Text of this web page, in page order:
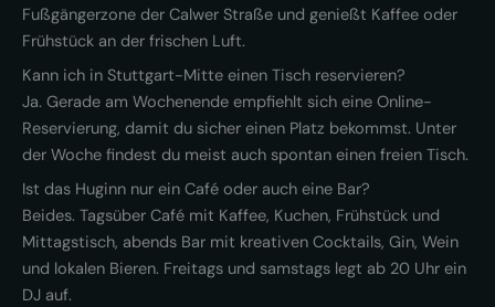
Fußgängerzone der Calwer Straße und genießt Kaffee oder
Frühstück an der frischen Luft.
Kann ich in Stuttgart-Mitte einen Tisch reservieren?
Ja. Gerade am Wochenende empfiehlt sich eine Online-
Reservierung, damit du sicher einen Platz bekommst. Unter
der Woche findest du meist auch spontan einen freien Tisch.
Ist das Huginn nur ein Café oder auch eine Bar?
Beides. Tagsüber Café mit Kaffee, Kuchen, Frühstück und
Mittagstisch, abends Bar mit kreativen Cocktails, Gin, Wein
und lokalen Bieren. Freitags und samstags legt ab 20 Uhr ein
DJ auf.